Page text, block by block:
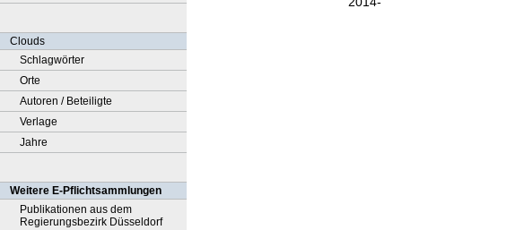
Clouds
Schlagwörter
Orte
Autoren / Beteiligte
Verlage
Jahre
Weitere E-Pflichtsammlungen
Publikationen aus dem
Regierungsbezirk Düsseldorf